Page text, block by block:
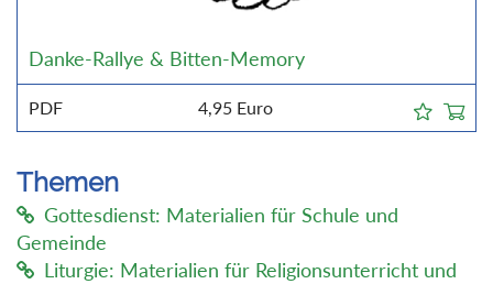
Danke-Rallye & Bitten-Memory
PDF 4,95 Euro
Themen
Gottesdienst: Materialien für Schule und
Gemeinde
Liturgie: Materialien für Religionsunterricht und